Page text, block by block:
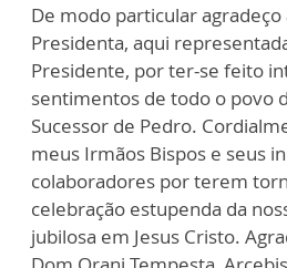
De modo particular agradeço
Presidenta, aqui
Presidente, por ter-se feito
sentimentos de todo o povo
Sucessor de Pedro.
meus Irmãos Bispos e seus
colaboradores por terem
celebração estupenda da
jubilosa em Jesus Cristo.